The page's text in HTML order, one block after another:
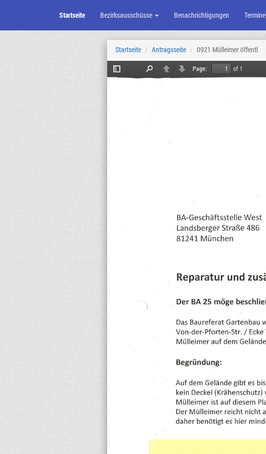
Zum
Seiteninhalt
Startseite Bezirksausschüsse Benachrichtigungen Termine
Startseite Antragsseite 0921 Mülleimer öffentl
Toggle
Find PreviousNext
Page:
of 1